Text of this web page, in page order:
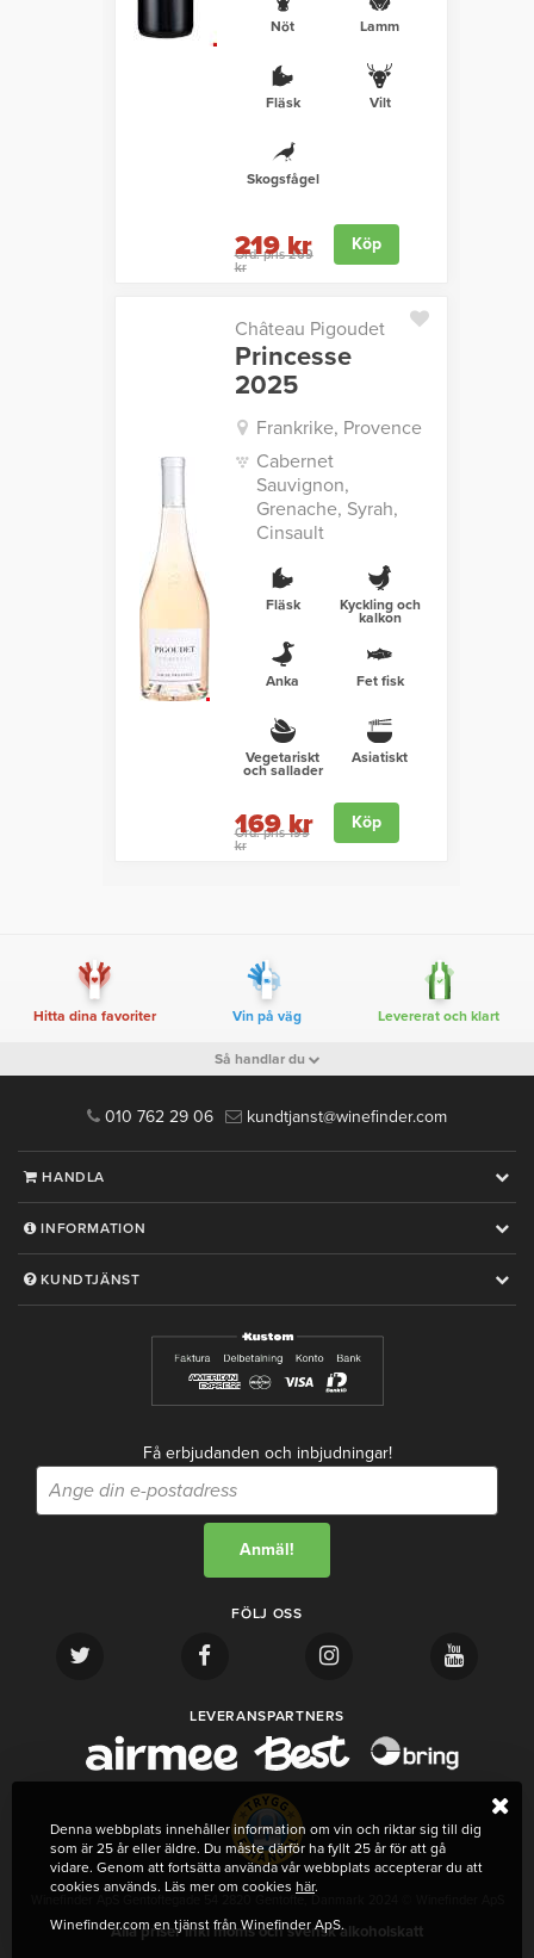
Nöt Lamm
Fläsk Vilt
Skogsfågel
Ord. pris 269
kr
219 kr Köp
Château Pigoudet
Princesse
2025
Frankrike, Provence
Cabernet
Sauvignon,
Grenache, Syrah,
Cinsault
Fläsk Kyckling och
kalkon
Anka Fet fisk
Vegetariskt
och sallader
Asiatiskt
Ord. pris 199
kr
169 kr Köp
Hitta dina favoriter Vin på väg Levererat och klart
Så handlar du
010 762 29 06 kundtjanst@winefinder.com
HANDLA
INFORMATION
KUNDTJÄNST
Få erbjudanden och inbjudningar!
FÖLJ OSS
LEVERANSPARTNERS
Alla priser inkl moms och svensk alkoholskatt
Denna webbplats innehåller information om vin och riktar sig till dig
som är 25 år eller äldre. Du måste därför ha fyllt 25 år för att gå
vidare. Genom att fortsätta använda vår webbplats accepterar du att
cookies används. Läs mer om cookies här.
Winefinder.com en tjänst från Winefinder ApS.